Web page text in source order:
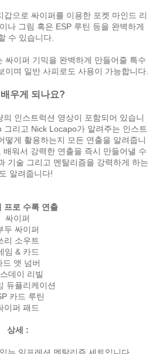
구매
갑으로 싸이퍼를 이용한 포켓 마인드 리
나 그림 혹은 ESP 루틴 등을 완벽하게
수 있습니다.
싸이퍼 기믹을 완벽하게 만들어줄 특수
이며 일반 사피로도 사용이 가능합니다.
우게 되나요?
인스트럭션 영상이 포함되어 있습니
리고 Nick Locapo가 알려주는 인스트
떻게 활용하는지 모든 연출을 알려줍니
워서 강력한 연출을 즉시 만들어낼 수
기술 그리고 멘탈리즘을 강력하게 하는
알려줍니다!
프로 수록 연출
싸이퍼
두 싸이퍼
리 소우트
임 & 카드
드 앳 넘버
데이 리빌
듀플리케이션
카드 루틴
이퍼 패드
상세 :